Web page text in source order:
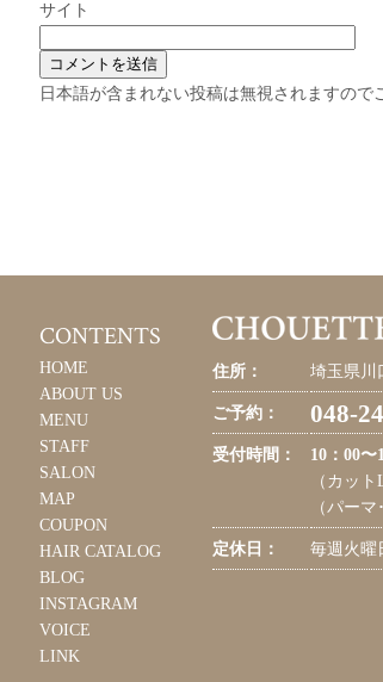
サイト
日本語が含まれない投稿は無視されますので
CONTENTS
HOME
ABOUT US
MENU
STAFF
SALON
MAP
COUPON
HAIR CATALOG
BLOG
INSTAGRAM
VOICE
LINK
住所： 埼玉県川
ご予約： 048-
受付時間：
10：00〜
（カット
（パーマ
定休日： 毎週火曜